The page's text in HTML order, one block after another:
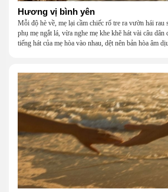
Hương vị bình yên
Mỗi độ hè về, mẹ lại cầm chiếc rổ tre ra vườn hái rau
phụ mẹ ngắt lá, vừa nghe mẹ khe khẽ hát vài câu
tiếng hát của mẹ hòa vào nhau, dệt nên bản hòa âm